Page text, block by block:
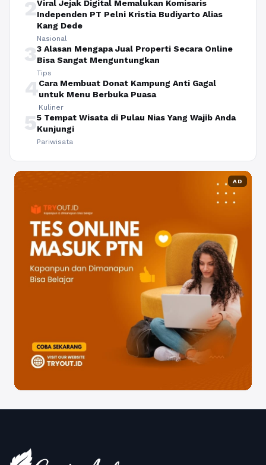
2Viral Jejak Digital Memalukan Komisaris
Independen PT Pelni Kristia Budiyarto Alias
Kang Dede
Nasional
33 Alasan Mengapa Jual Properti Secara Online
Bisa Sangat Menguntungkan
Tips
4Cara Membuat Donat Kampung Anti Gagal
untuk Menu Berbuka Puasa
Kuliner
55 Tempat Wisata di Pulau Nias Yang Wajib Anda
Kunjungi
Pariwisata
AD